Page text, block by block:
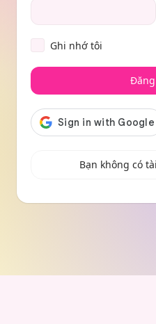
Ghi nhớ tôi
Bạn không có